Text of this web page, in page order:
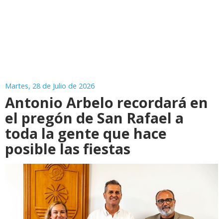
Martes, 28 de Julio de 2026
Antonio Arbelo recordará en
el pregón de San Rafael a
toda la gente que hace
posible las fiestas